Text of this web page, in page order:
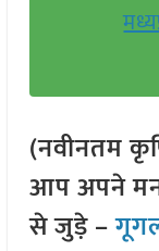
(नवीनतम
आप अपने
से जुड़े –